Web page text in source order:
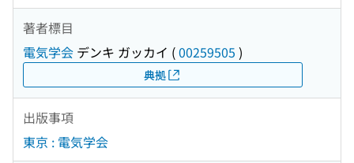
著者標目
電気学会 デンキ ガッカイ (00259505 )
典拠
出版事項
東京 : 電気学会